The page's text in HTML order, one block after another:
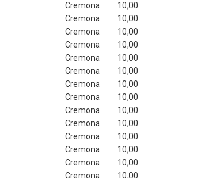
Cremona
 10,00
Cremona
 10,00
Cremona
 10,00
Cremona
 10,00
Cremona
 10,00
Cremona
 10,00
Cremona
 10,00
Cremona
 10,00
Cremona
 10,00
Cremona
 10,00
Cremona
 10,00
Cremona
 10,00
Cremona
 10,00
Cremona  10,00